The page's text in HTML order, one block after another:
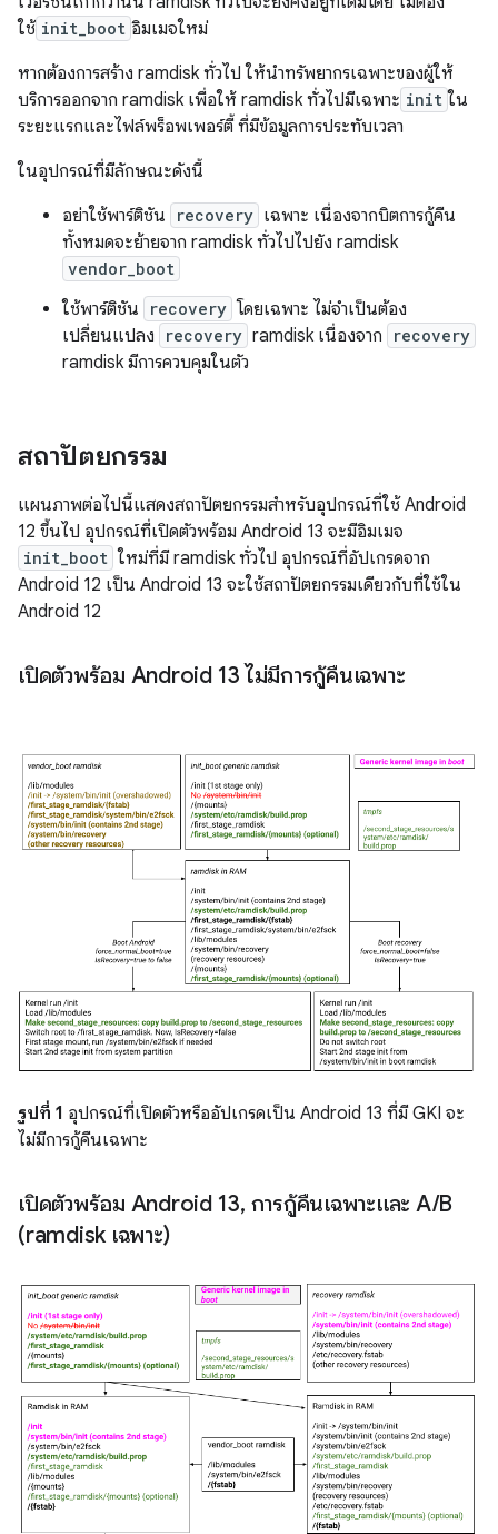
ใช้ init_boot อิมเมจใหม่
หากต้องการสร้าง ramdisk ทั่วไป ให้นำทรัพยากรเฉพาะของผู้ให้
บริการออกจาก ramdisk เพื่อให้ ramdisk ทั่วไปมีเฉพาะ init ใน
ระยะแรกและไฟล์พร็อพเพอร์ตี้ ที่มีข้อมูลการประทับเวลา
ในอุปกรณ์ที่มีลักษณะดังนี้
อย่าใช้พาร์ติชัน
recovery เฉพาะ เนื่องจากบิตการกู้คืน
ทั้งหมดจะย้ายจาก ramdisk ทั่วไปไปยัง ramdisk
vendor_boot
ใช้พาร์ติชัน recovery โดยเฉพาะ ไม่จำเป็นต้อง
เปลี่ยนแปลง
recovery ramdisk เนื่องจาก recovery
ramdisk มีการควบคุมในตัว
สถาปัตยกรรม
แผนภาพต่อไปนี้แสดงสถาปัตยกรรมสำหรับอุปกรณ์ที่ใช้ Android
12 ขึ้นไป อุปกรณ์ที่เปิดตัวพร้อม Android 13 จะมีอิมเมจ
init_boot ใหม่ที่มี ramdisk ทั่วไป อุปกรณ์ที่อัปเกรดจาก
Android 12 เป็น Android 13 จะใช้สถาปัตยกรรมเดียวกับที่ใช้ใน
Android 12
เปิดตัวพร้อม Android 13 ไม่มีการกู้คืนเฉพาะ
รูปที่ 1 อุปกรณ์ที่เปิดตัวหรืออัปเกรดเป็น Android 13 ที่มี GKI จะ
ไม่มีการกู้คืนเฉพาะ
เปิดตัวพร้อม Android 13, การกู้คืนเฉพาะและ A/B
(ramdisk เฉพาะ)